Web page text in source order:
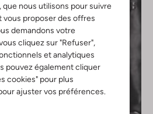
nous utilisons pour suivre
proposer des offres
demandons votre
cliquez sur "Refuser",
et analytiques
pouvez également cliquer
cookies" pour plus
ajuster vos préférences.